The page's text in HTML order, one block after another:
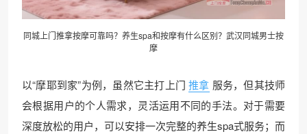
同城上门推拿按摩可靠吗？养生spa和按摩有什么区别？武汉同城男士按
摩
以“摩耶到家”为例，虽然它主打上门 推拿 服务，但其技师
会根据用户的个人需求，灵活运用不同的手法。对于需要
深度放松的用户，可以安排一次完整的养生spa式服务；而